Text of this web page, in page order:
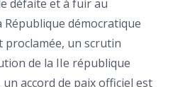
défaite et à fuir au
République démocratique
proclamée, un scrutin
de la IIe république
accord de paix officiel est